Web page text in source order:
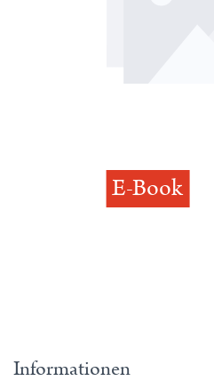
E-Book
Informationen